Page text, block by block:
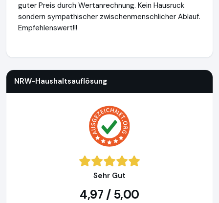
guter Preis durch Wertanrechnung. Kein Hausruck
sondern sympathischer zwischenmenschlicher Ablauf.
Empfehlenswert!!!
NRW-Haushaltsauflösung
Sehr Gut
4,97 / 5,00